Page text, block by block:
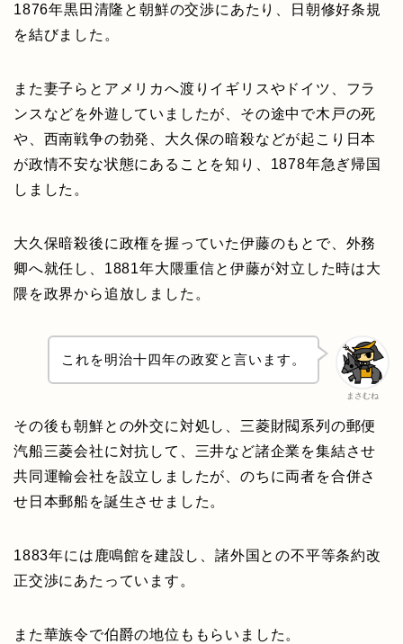
1876年黒田清隆と朝鮮の交渉にあたり、日朝修好条規
を結びました。
また妻子らとアメリカへ渡りイギリスやドイツ、フラ
ンスなどを外遊していましたが、その途中で木戸の死
や、西南戦争の勃発、大久保の暗殺などが起こり日本
が政情不安な状態にあることを知り、1878年急ぎ帰国
しました。
大久保暗殺後に政権を握っていた伊藤のもとで、外務
卿へ就任し、1881年大隈重信と伊藤が対立した時は大
隈を政界から追放しました。
まさむね
これを明治十四年の政変と言います。
その後も朝鮮との外交に対処し、三菱財閥系列の郵便
汽船三菱会社に対抗して、三井など諸企業を集結させ
共同運輸会社を設立しましたが、のちに両者を合併さ
せ日本郵船を誕生させました。
1883年には鹿鳴館を建設し、諸外国との不平等条約改
正交渉にあたっています。
また華族令で伯爵の地位ももらいました。